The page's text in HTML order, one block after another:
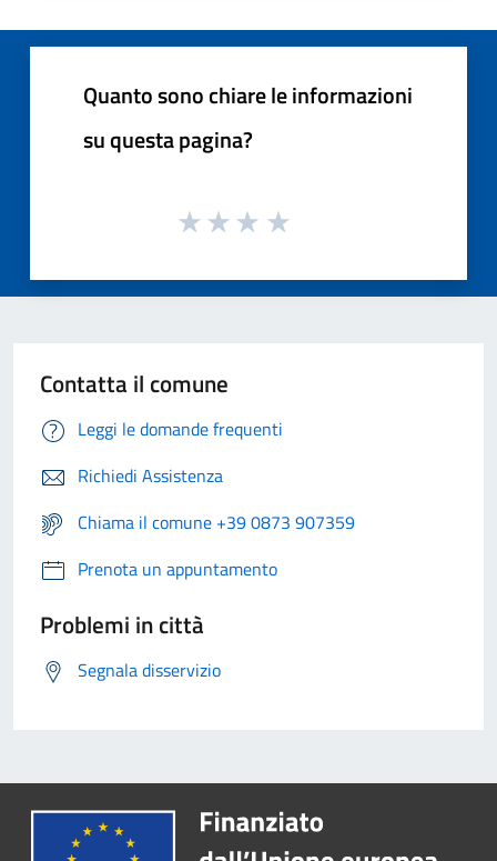
Quanto sono chiare le informazioni
su questa pagina?
Contatta il comune
Leggi le domande frequenti
Richiedi Assistenza
Chiama il comune +39 0873 907359
Prenota un appuntamento
Problemi in città
Segnala disservizio